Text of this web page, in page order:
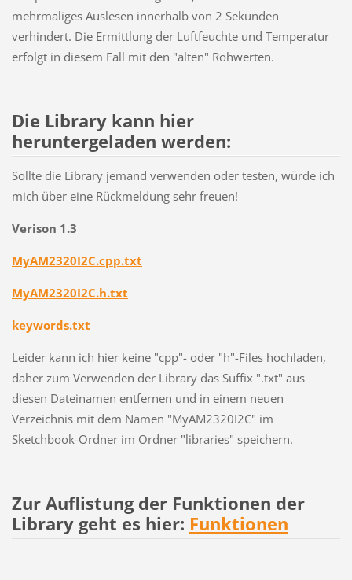
mehrmaliges Auslesen innerhalb von 2 Sekunden
verhindert. Die Ermittlung der Luftfeuchte und Temperatur
erfolgt in diesem Fall mit den "alten" Rohwerten.
Die Library kann hier
heruntergeladen werden:
Sollte die Library jemand verwenden oder testen, würde ich
mich über eine Rückmeldung sehr freuen!
Verison 1.3
MyAM2320I2C.cpp.txt
MyAM2320I2C.h.txt
keywords.txt
Leider kann ich hier keine "cpp"- oder "h"-Files hochladen,
daher zum Verwenden der Library das Suffix ".txt" aus
diesen Dateinamen entfernen und in einem neuen
Verzeichnis mit dem Namen "MyAM2320I2C" im
Sketchbook-Ordner im Ordner "libraries" speichern.
Zur Auflistung der Funktionen der
Library geht es hier: Funktionen